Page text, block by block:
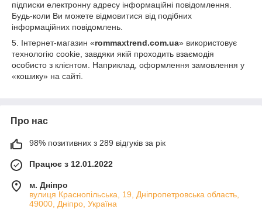
підписки електронну адресу інформаційні повідомлення.
Будь-коли Ви можете відмовитися від подібних
інформаційних повідомлень.
5. Інтернет-магазин «rommaxtrend.com.ua» використовує
технологію cookie, завдяки якій проходить взаємодія
особисто з клієнтом. Наприклад, оформлення замовлення у
«кошику» на сайті.
Про нас
98% позитивних з 289 відгуків за рік
Працює з 12.01.2022
м. Дніпро
вулиця Краснопільська, 19, Дніпропетровська область,
49000, Дніпро, Україна